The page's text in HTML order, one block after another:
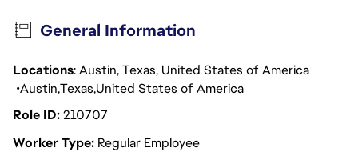
General Information
Locations: Austin, Texas, United States of America
AustinTexas United States of America
Role ID210707
Worker Type Regular Employee